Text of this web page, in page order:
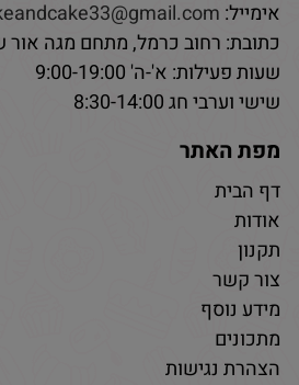
אימייל:
כתובת: רחוב כרמל, מתחם מגה אור
שעות פעילות: א'-ה' 9:00-19:00
שישי וערבי חג 8:30-14:00
מפת האתר
דף הבית
אודות
תקנון
צור קשר
מידע נוסף
מתכונים
הצהרת נגישות